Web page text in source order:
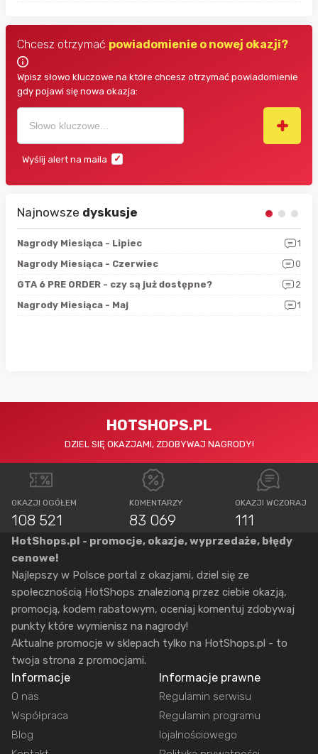
Chcesz otrzymać powiadomienie o nowej okazji?
Wpisz słowo kluczowe na które chcesz otrzymać powiadomienie
gdy pojawi się nowa okazja:
Wyślij alert na maila
Najnowsze dyskusje
Nagrody Miesiąca - Lipiec
1
Nagrody Miesiąca - Czerwiec
0
GTA 6 PRE ORDER - czy są już dostępne?
2
Nagrody Miesiąca - Maj
1
HOTSHOPS.PL
DZIEL SIĘ OKAZJAMI, ZDOBYWAJ NAGRODY!
OKAZJI OGÓŁEM
108 521
KOMENTARZY
83 069
OKAZJI WCZORAJ
111
HotShops.pl - promocje, okazje, wyprzedaże, błędy
cenowe!
Najlepszy w Polsce portal z okazjami, dziel się ze
społecznością HotShops znalezioną przez ciebie okazją,
promocją, kodem rabatowym, oceniaj komentuj zdobywaj
punkty które wymienisz na nagrody!
Aktualne promocje w sklepach tylko na HotShops.pl - to
twoja strona z promocjami.
Informacje
O nas
Współpraca
Blog
Informacje prawne
Regulamin serwisu
Regulamin programu
lojalnościowego